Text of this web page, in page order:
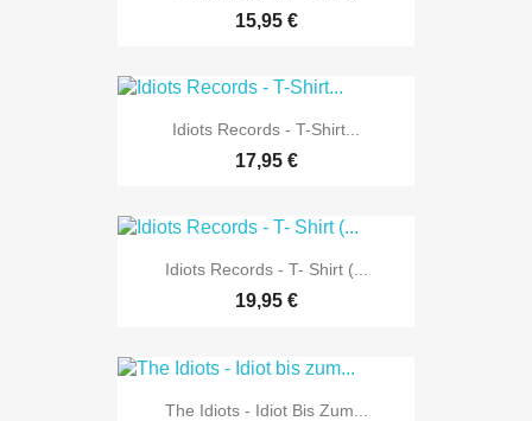
15,95 €
Idiots Records - T-Shirt...
17,95 €
Idiots Records - T- Shirt (...
19,95 €
The Idiots - Idiot Bis Zum...